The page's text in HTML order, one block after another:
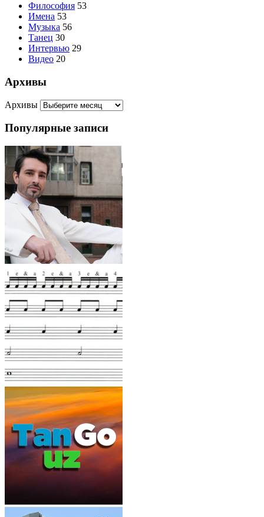
Философия 53
Имена 53
Музыка 56
Танец 30
Интервью 29
Видео 20
Архивы
Архивы
Популярные записи